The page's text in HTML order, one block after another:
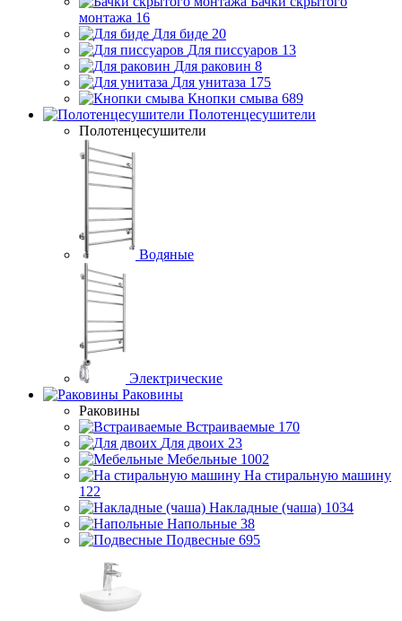
монтажа 16
Для биде 20
Для писсуаров 13
Для раковин 8
Для унитаза 175
Кнопки смыва 689
Полотенцесушители
Полотенцесушители
Водяные
Электрические
Раковины
Раковины
Встраиваемые 170
Для двоих 23
Мебельные 1002
На стиральную машину
122
Накладные (чаша) 1034
Напольные 38
Подвесные 695